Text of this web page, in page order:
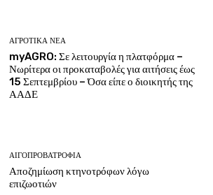
ΑΓΡΟΤΙΚΆ ΝΈΑ
myAGRO: Σε λειτουργία η πλατφόρμα –
Νωρίτερα οι προκαταβολές για αιτήσεις έως
15 Σεπτεμβρίου – Όσα είπε ο διοικητής της
ΑΑΔΕ
ΑΙΓΟΠΡΟΒΑΤΡΟΦΊΑ
Αποζημίωση κτηνοτρόφων λόγω
επιζωοτιών